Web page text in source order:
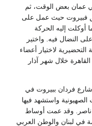
في عمان بعض الوقت، ثم
فبيروت حيث عمل على
أوكلت إليه الحركة
النضال فيه. واختير
لاختيار أعضاء
خلال شهر آذار
منزله ففي شارع فردان ببيروت في
الصهيونية واستشهد فيها
ناصر. وقد عمت أوساط
في لبنان والوطن العربي